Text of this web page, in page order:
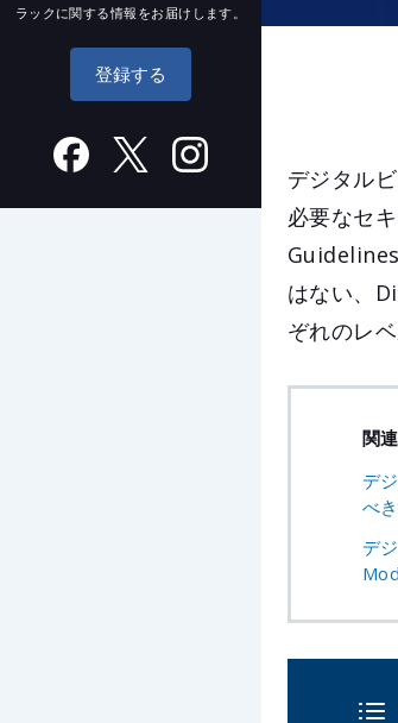
ラックに関する情報をお届けします。
登録する
デジタル
必要なセ
はない、
ぞれのレ
関
デ
べ
デ